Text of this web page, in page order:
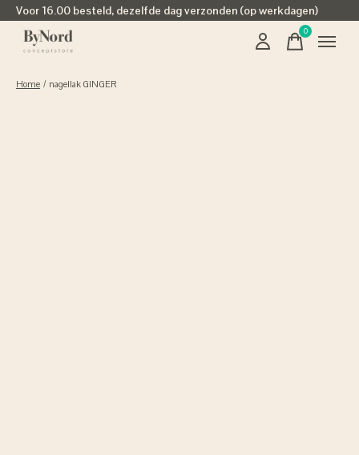
Voor 16.00 besteld, dezelfde dag verzonden (op werkdagen)
0items
Home / nagellak GINGER